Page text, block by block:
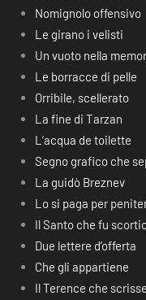
Nomignolo offensivo
Le girano i velisti
Un vuoto nella
Le borracce di pelle
Orribile, scellerato
La fine di Tarzan
L’acqua de toilette
Segno grafico che
La guidò Breznev
Lo si paga per
Il Santo che fu
Due lettere d’offerta
Che gli appartiene
Il Terence che